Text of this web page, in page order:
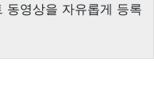
동영상을 자유롭게 등록